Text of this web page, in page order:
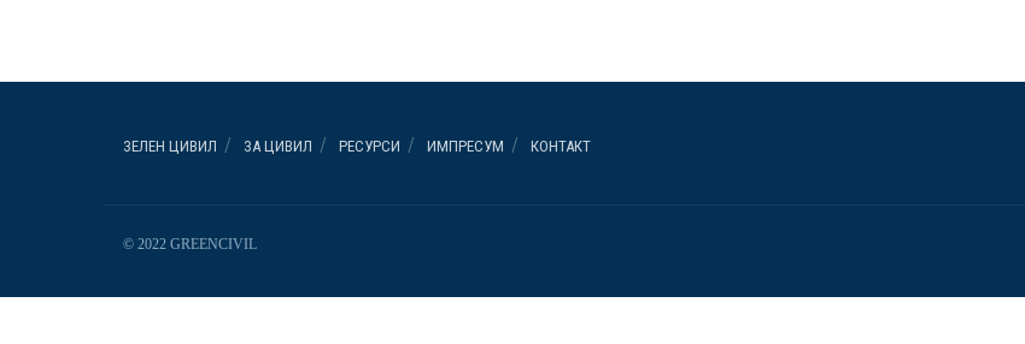
ЗЕЛЕН ЦИВИЛ ЗА ЦИВИЛ РЕСУРСИ ИМПРЕСУМ КОНТАКТ
© 2022 GREENCIVIL